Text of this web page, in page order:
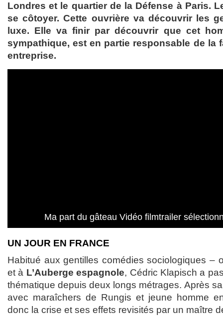
Londres et le quartier de la Défense à Paris.
se côtoyer. Cette ouvrière va découvrir les
luxe. Elle va finir par découvrir que cet
sympathique, est en partie responsable de la
entreprise.
Ma part du gâteau Vidéo filmtrailer
UN JOUR EN FRANCE
Habitué aux gentilles comédies sociologiques –
et à L’Auberge espagnole, Cédric Klapisch a
thématique depuis deux longs métrages. Après
avec maraîchers de Rungis et jeune homme
donc la crise et ses effets revisités par un maître